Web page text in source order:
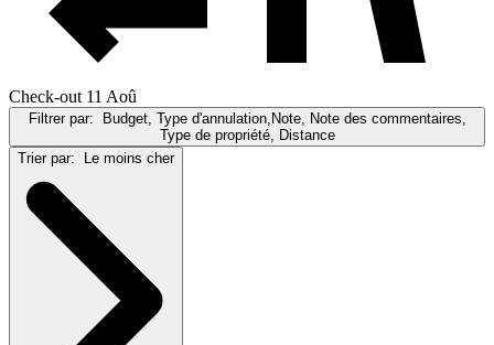
Check-out 11 Aoû
Filtrer par:
Budget, Type d'annulation,Note, Note des commentaires,
Type de propriété, Distance
Trier par:
Le moins cher